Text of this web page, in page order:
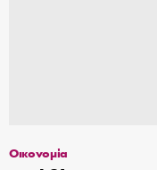
Οικονομία